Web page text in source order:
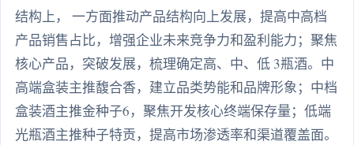
结构上， 一方面推动产品结构向上发展，提高中高档
产品销售占比，增强企业未来竞争力和盈利能力；聚焦
核心产品，突破发展，梳理确定高、中、低 3瓶酒。中
高端盒装主推馥合香，建立品类势能和品牌形象；中档
盒装酒主推金种子6，聚焦开发核心终端保存量；低端
光瓶酒主推种子特贡，提高市场渗透率和渠道覆盖面。